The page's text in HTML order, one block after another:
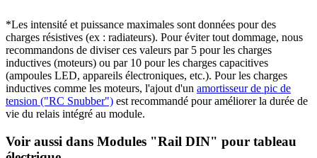
*Les intensité et puissance maximales sont données pour des
charges résistives (ex : radiateurs). Pour éviter tout dommage, nous
recommandons de diviser ces valeurs par 5 pour les charges
inductives (moteurs) ou par 10 pour les charges capacitives
(ampoules LED, appareils électroniques, etc.). Pour les charges
inductives comme les moteurs, l'ajout d'un amortisseur de pic de
tension ("RC Snubber") est recommandé pour améliorer la durée de
vie du relais intégré au module.
Voir aussi dans Modules "Rail DIN" pour tableau